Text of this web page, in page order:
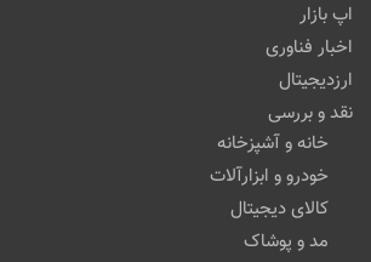
اپ بازار
اخبار فناوری
ارزدیجیتال
نقد و بررسی
خانه و آشپزخانه
خودرو و ابزارآلات
کالای دیجیتال
مد و پوشاک